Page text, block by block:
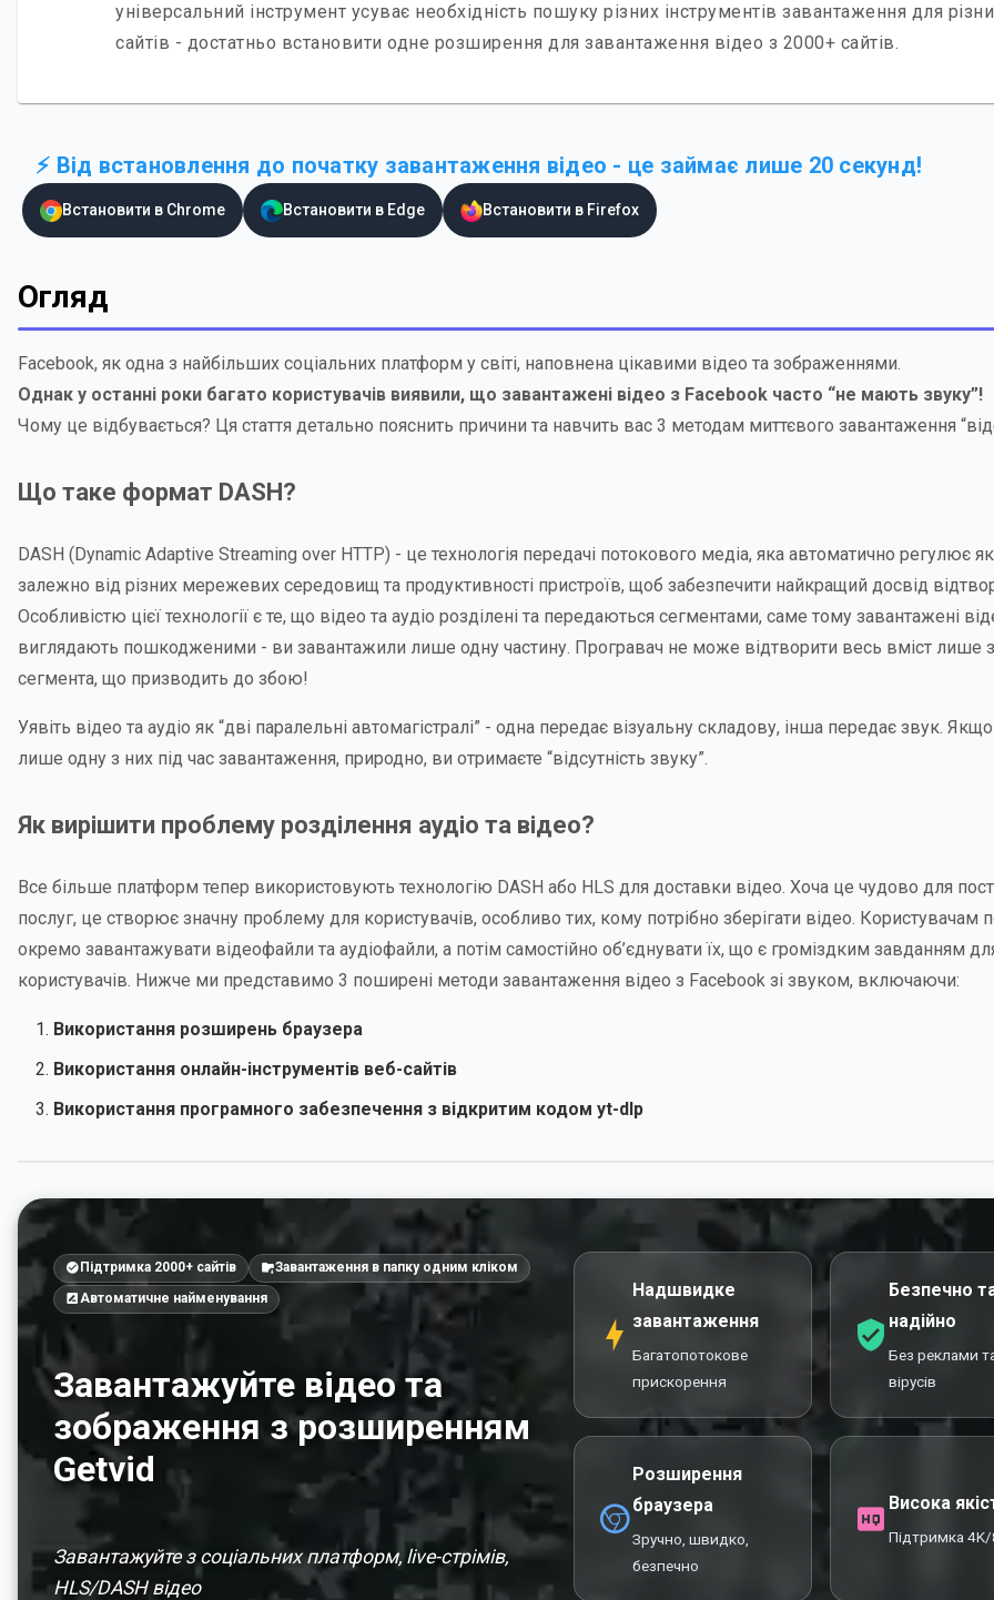
універсальний інструмент усуває необхідність пошуку різних інструментів завантаження для
сайтів - достатньо встановити одне розширення для завантаження відео з 2000+ сайтів.
⚡ Від встановлення до початку завантаження відео - це займає лише 20 секунд!
Встановити в Chrome Встановити в Edge Встановити в Firefox
Огляд
Facebook, як одна з найбільших соціальних платформ у світі, наповнена цікавими відео та зображеннями.
Однак у останні роки багато користувачів виявили, що завантажені відео з Facebook часто “не мають звуку”!
Чому це відбувається? Ця стаття детально пояснить причини та навчить вас 3 методам миттєвого завантаження
Що таке формат DASH?
DASH (Dynamic Adaptive Streaming over HTTP) - це технологія передачі потокового медіа, яка автоматично регулює
залежно від різних мережевих середовищ та продуктивності пристроїв, щоб забезпечити найкращий досвід
Особливістю цієї технології є те, що відео та аудіо розділені та передаються сегментами, саме тому завантажені
виглядають пошкодженими - ви завантажили лише одну частину. Програвач не може відтворити весь вміст лише
сегмента, що призводить до збою!
Уявіть відео та аудіо як “дві паралельні автомагістралі” - одна передає візуальну складову, інша передає звук.
лише одну з них під час завантаження, природно, ви отримаєте “відсутність звуку”.
Як вирішити проблему розділення аудіо та відео?
Все більше платформ тепер використовують технологію DASH або HLS для доставки відео. Хоча це чудово для
послуг, це створює значну проблему для користувачів, особливо тих, кому потрібно зберігати відео. Користувачам
окремо завантажувати відеофайли та аудіофайли, а потім самостійно об’єднувати їх, що є громіздким завданням
користувачів. Нижче ми представимо 3 поширені методи завантаження відео з Facebook зі звуком, включаючи:
Використання розширень браузера
Використання онлайн-інструментів веб-сайтів
Використання програмного забезпечення з відкритим кодом yt-dlp
Підтримка 2000+ сайтів
Завантаження в папку одним кліком
Автоматичне найменування
Завантажуйте відео та
зображення з розширенням
Getvid
Завантажуйте з соціальних платформ, live-стрімів,
HLS/DASH відео
Надшвидке
завантаження
Багатопотокове
прискорення
Безпечно
надійно
Без реклами
вірусів
Розширення
браузера
Зручно, швидко,
безпечно
Висока
Підтримка 4K/